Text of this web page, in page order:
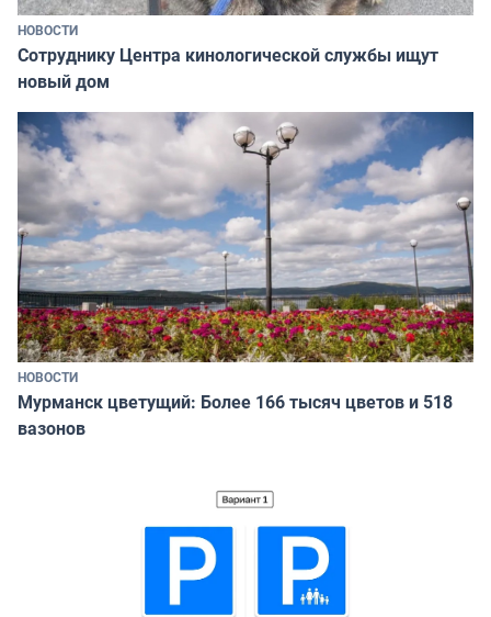
НОВОСТИ
Сотруднику Центра кинологической службы ищут
новый дом
НОВОСТИ
Мурманск цветущий: Более 166 тысяч цветов и 518
вазонов